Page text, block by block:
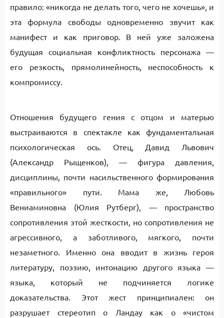
правило: «никогда не делать того, чего не хочешь», и
эта формула свободы одновременно звучит как
манифест и как приговор. В ней уже заложена
будущая социальная конфликтность персонажа —
его резкость, прямолинейность, неспособность к
компромиссу.
Отношения будущего гения с отцом и матерью
выстраиваются в спектакле как фундаментальная
психологическая ось. Отец, Давид Львович
(Александр Рыщенков), — фигура давления,
дисциплины, почти насильственного формирования
«правильного» пути. Мама же, Любовь
Вениаминовна (Юлия Рутберг), — пространство
сопротивления этой жесткости, но сопротивления не
агрессивного, а заботливого, мягкого, почти
незаметного. Именно она вводит в жизнь героя
литературу, поэзию, интонацию другого языка —
языка, который не подчиняется логике
доказательства. Этот жест принципиален: он
разрушает стереотип о Ландау как о «чистом